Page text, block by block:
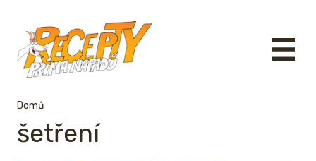
Domů
šetření